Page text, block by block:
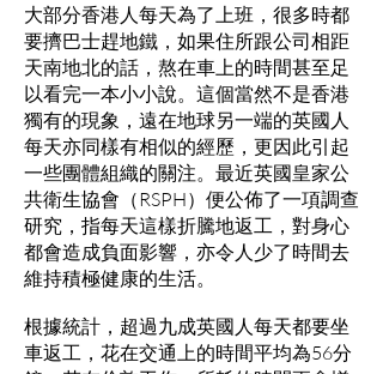
大部分香港人每天為了上班，很多時都
要擠巴士趕地鐵，如果住所跟公司相距
天南地北的話，熬在車上的時間甚至足
以看完一本小小說。這個當然不是香港
獨有的現象，遠在地球另一端的英國人
每天亦同樣有相似的經歷，更因此引起
一些團體組織的關注。最近英國皇家公
共衛生協會（RSPH）便公佈了一項調查
研究，指每天這樣折騰地返工，對身心
都會造成負面影響，亦令人少了時間去
維持積極健康的生活。
根據統計，超過九成英國人每天都要坐
車返工，花在交通上的時間平均為56分